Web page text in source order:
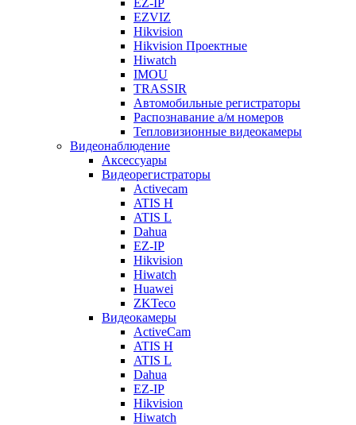
EZ-IP
EZVIZ
Hikvision
Hikvision Проектные
Hiwatch
IMOU
TRASSIR
Автомобильные регистраторы
Распознавание а/м номеров
Тепловизионные видеокамеры
Видеонаблюдение
Аксессуары
Видеорегистраторы
Activecam
ATIS H
ATIS L
Dahua
EZ-IP
Hikvision
Hiwatch
Huawei
ZKTeco
Видеокамеры
ActiveCam
ATIS H
ATIS L
Dahua
EZ-IP
Hikvision
Hiwatch